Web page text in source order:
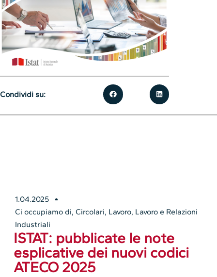
1.04.2025
Ci occupiamo di,Circolari, Lavoro, Lavoro e Relazioni
Industriali
ISTAT: pubblicate le note
esplicative dei nuovi codici
ATECO 2025
Condividi su: